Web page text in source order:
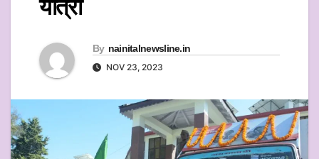
यात्रा
By nainitalnewsline.in
NOV 23, 2023